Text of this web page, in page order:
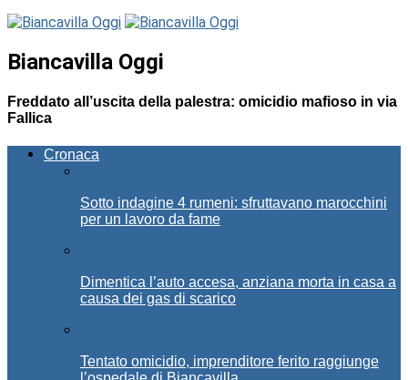
Biancavilla Oggi
Freddato all’uscita della palestra: omicidio mafioso in via
Fallica
Cronaca
Sotto indagine 4 rumeni: sfruttavano marocchini
per un lavoro da fame
Dimentica l’auto accesa, anziana morta in casa a
causa dei gas di scarico
Tentato omicidio, imprenditore ferito raggiunge